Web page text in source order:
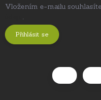
Vložením e-mailu
.
Přihlásit se